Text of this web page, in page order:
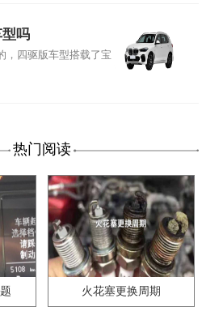
吗
，四驱版车型搭载了宝
热门阅读
火花塞更换周期